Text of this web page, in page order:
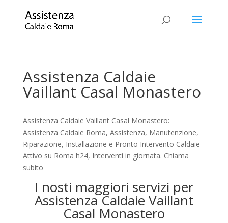
Assistenza Caldaie
Vaillant Casal Monastero
Assistenza Caldaie Vaillant Casal Monastero:
Assistenza Caldaie Roma, Assistenza, Manutenzione,
Riparazione, Installazione e Pronto Intervento Caldaie
Attivo su Roma h24, Interventi in giornata. Chiama
subito
I nosti maggiori servizi per
Assistenza Caldaie Vaillant
Casal Monastero